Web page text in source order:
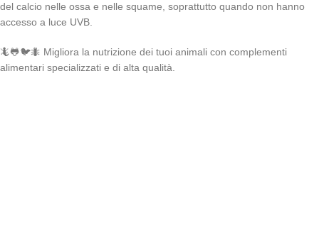
del calcio nelle ossa e nelle squame, soprattutto quando non hanno
accesso a luce UVB.
🦎🐸🐦🐜 Migliora la nutrizione dei tuoi animali con complementi
alimentari specializzati e di alta qualità.